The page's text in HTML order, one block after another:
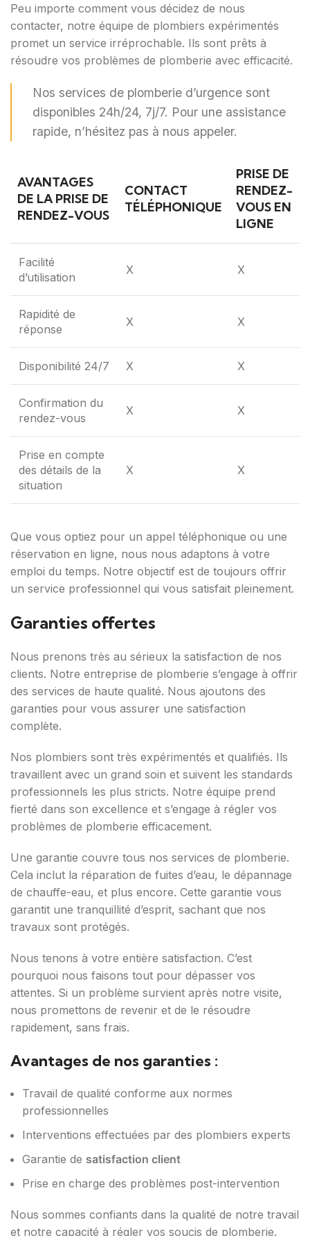
Peu importe comment vous décidez de nous
contacter, notre équipe de plombiers expérimentés
promet un service irréprochable. Ils sont prêts à
résoudre vos problèmes de plomberie avec efficacité.
Nos services de plomberie d’urgence sont
disponibles 24h/24, 7j/7. Pour une assistance
rapide, n’hésitez pas à nous appeler.
AVANTAGES
DE LA PRISE DE
RENDEZ-VOUS
CONTACT
TÉLÉPHONIQUE
PRISE DE
RENDEZ-
VOUS EN
LIGNE
Facilité
d’utilisation
X X
Rapidité de
réponse
X X
Disponibilité 24/7 X X
Confirmation du
rendez-vous
X X
Prise en compte
des détails de la
situation
X X
Que vous optiez pour un appel téléphonique ou une
réservation en ligne, nous nous adaptons à votre
emploi du temps. Notre objectif est de toujours offrir
un service professionnel qui vous satisfait pleinement.
Garanties offertes
Nous prenons très au sérieux la satisfaction de nos
clients. Notre entreprise de plomberie s’engage à offrir
des services de haute qualité. Nous ajoutons des
garanties pour vous assurer une satisfaction
complète.
Nos plombiers sont très expérimentés et qualifiés. Ils
travaillent avec un grand soin et suivent les standards
professionnels les plus stricts. Notre équipe prend
fierté dans son excellence et s’engage à régler vos
problèmes de plomberie efficacement.
Une garantie couvre tous nos services de plomberie.
Cela inclut la réparation de fuites d’eau, le dépannage
de chauffe-eau, et plus encore. Cette garantie vous
garantit une tranquillité d’esprit, sachant que nos
travaux sont protégés.
Nous tenons à votre entière satisfaction. C’est
pourquoi nous faisons tout pour dépasser vos
attentes. Si un problème survient après notre visite,
nous promettons de revenir et de le résoudre
rapidement, sans frais.
Avantages de nos garanties :
Travail de qualité conforme aux normes
professionnelles
Interventions effectuées par des plombiers experts
Garantie de satisfaction client
Prise en charge des problèmes post-intervention
Nous sommes confiants dans la qualité de notre travail
et notre capacité à régler vos soucis de plomberie.